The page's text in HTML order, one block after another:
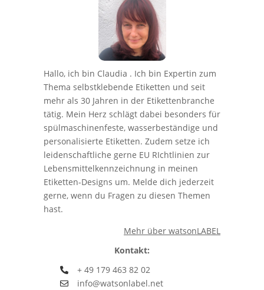
Hallo, ich bin Claudia . Ich bin Expertin zum
Thema selbstklebende Etiketten und seit
mehr als 30 Jahren in der Etikettenbranche
tätig. Mein Herz schlägt dabei besonders für
spülmaschinenfeste, wasserbeständige und
personalisierte Etiketten. Zudem setze ich
leidenschaftliche gerne EU RIchtlinien zur
Lebensmittelkennzeichnung in meinen
Etiketten-Designs um. Melde dich jederzeit
gerne, wenn du Fragen zu diesen Themen
hast.
Mehr über watsonLABEL
Kontakt:
+ 49 179 463 82 02
info@watsonlabel.net